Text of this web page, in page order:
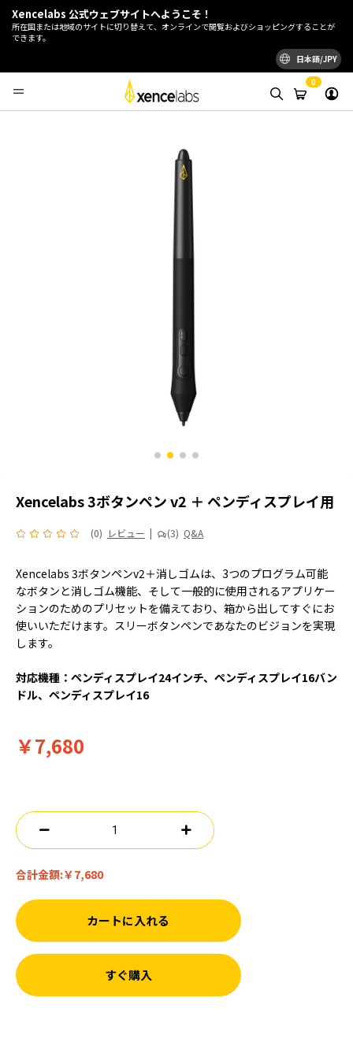
Xencelabs 公式ウェブサイトへようこそ！
所在国または地域のサイトに切り替えて、オンラインで閲覧およびショッピングすることが
できます。
日本語/JPY
0
Xencelabs 3ボタンペン v2 ＋ ペンディスプレイ用
(0) レビュー | (3) Q&A
Xencelabs 3ボタンペンv2＋消しゴムは、3つのプログラム可能
なボタンと消しゴム機能、そして一般的に使用されるアプリケー
ションのためのプリセットを備えており、箱から出してすぐにお
使いいただけます。スリーボタンペンであなたのビジョンを実現
します。
対応機種：ペンディスプレイ24インチ、ペンディスプレイ16バン
ドル、ペンディスプレイ16
￥7,680
合計金額:￥7,680
カートに入れる
すぐ購入